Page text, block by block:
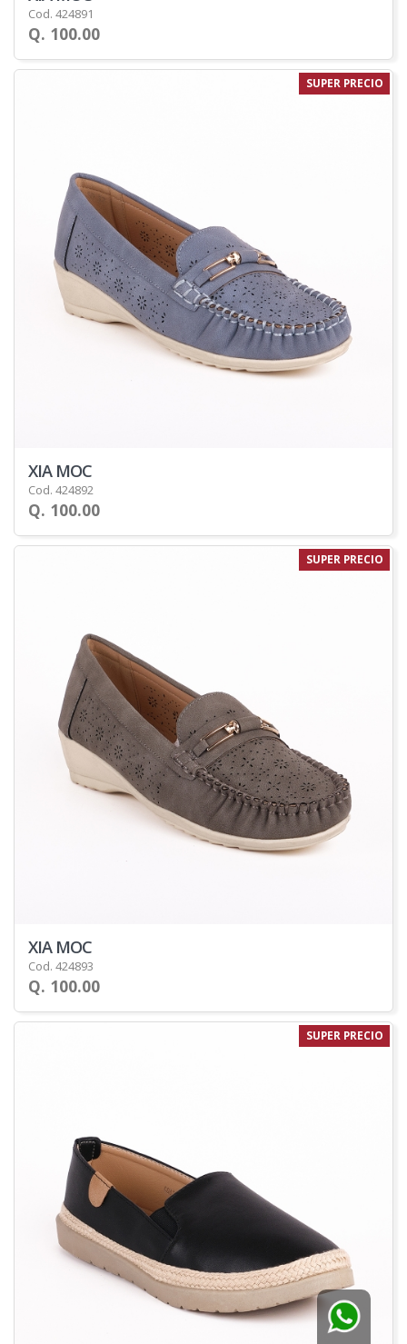
Cod. 424891
Q. 100.00
SUPER PRECIO
XIA MOC
Cod. 424892
Q. 100.00
SUPER PRECIO
XIA MOC
Cod. 424893
Q. 100.00
SUPER PRECIO